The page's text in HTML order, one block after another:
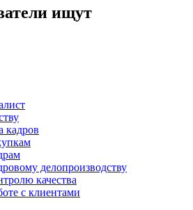
ищут
кадров
делопроизводству
качества
с клиентами